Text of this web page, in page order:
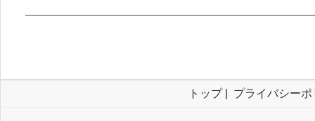
トップ| プライバシーポ